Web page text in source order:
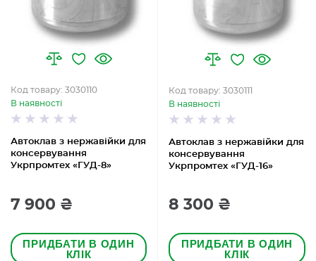
Автоклав з нержавійки для
консервування
Укрпромтех «ГУД-8»
Код товару: 3030110
В наявності
7 900 ₴
ПРИДБАТИ В ОДИН
КЛІК
Автоклав з нержавійки для
консервування
Укрпромтех «ГУД-16»
Код товару: 3030111
В наявності
8 300 ₴
ПРИДБАТИ В ОДИН
КЛІК